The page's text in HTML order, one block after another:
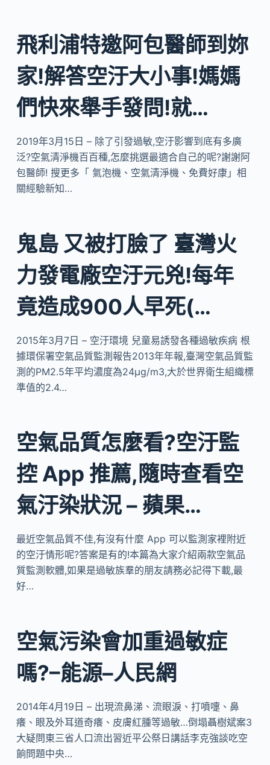
飛利浦特邀阿包醫師到妳
家!解答空汙大小事!媽媽
們快來舉手發問!就…
2019年3月15日 – 除了引發過敏,空汙影響到底有多廣
泛?空氣清淨機百百種,怎麼挑選最適合自己的呢?謝謝阿
包醫師! 搜更多「 氣泡機、空氣清淨機、免費好康」相
關經驗新知…
鬼島 又被打臉了 臺灣火
力發電廠空汙元兇!每年
竟造成900人早死(…
2015年3月7日 – 空汙環境 兒童易誘發各種過敏疾病 根
據環保署空氣品質監測報告2013年年報,臺灣空氣品質監
測的PM2.5年平均濃度為24μg/m3,大於世界衛生組織標
準值的2.4…
空氣品質怎麼看?空汙監
控 App 推薦,隨時查看空
氣汙染狀況 – 蘋果…
最近空氣品質不佳,有沒有什麼 App 可以監測家裡附近
的空汙情形呢?答案是有的!本篇為大家介紹兩款空氣品
質監測軟體,如果是過敏族羣的朋友請務必記得下載,最
好…
空氣污染會加重過敏症
嗎?–能源–人民網
2014年4月19日 – 出現流鼻涕、流眼淚、打噴嚏、鼻
癢、眼及外耳道奇癢、皮膚紅腫等過敏…倒塌聶樹斌案3
大疑問東三省人口流出習近平公祭日講話李克強談吃空
餉問題中央…